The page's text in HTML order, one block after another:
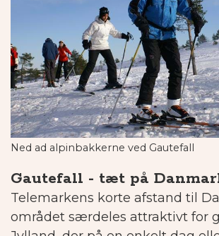
Ned ad alpinbakkerne ved Gautefall
Gautefall - tæt på
Telemarkens korte afstand til
området særdeles attraktivt for